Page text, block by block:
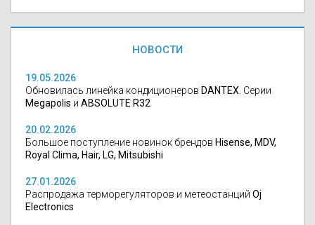
НОВОСТИ
19.05.2026
Обновилась линейка кондиционеров DANTEX . Серии
Megapolis и ABSOLUTE R32
20.02.2026
Большое поступление новинок брендов Hisense, MDV,
Royal Clima, Hair, LG, Mitsubishi
27.01.2026
Распродажа терморегуляторов и метеостанций Oj
Electronics